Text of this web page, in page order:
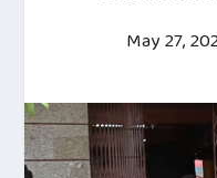
May 27,